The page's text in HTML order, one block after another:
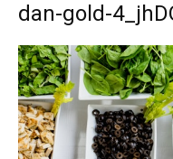
dan-gold-